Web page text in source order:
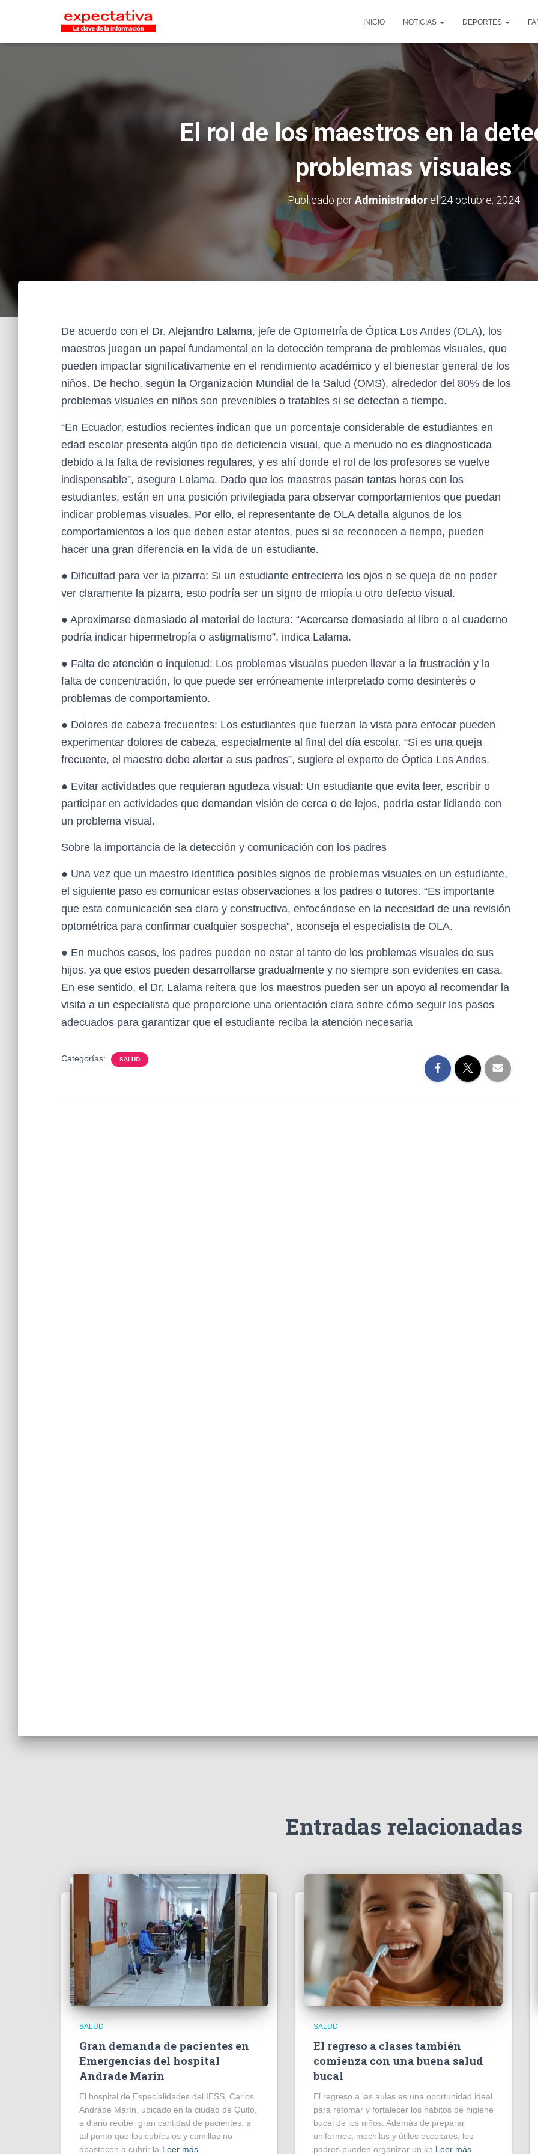
INICIO NOTICIAS DEPORTES
El rol de los maestros en la
problemas visuales
Publicado porAdministradorel24 octubre, 2024
De acuerdo con el Dr. Alejandro Lalama, jefe de Optometría de Óptica Los Andes (OLA), los
maestros juegan un papel fundamental en la detección temprana de problemas visuales, que
pueden impactar significativamente en el rendimiento académico y el bienestar general de los
niños. De hecho, según la Organización Mundial de la Salud (OMS), alrededor del 80% de los
problemas visuales en niños son prevenibles o tratables si se detectan a tiempo.
“En Ecuador, estudios recientes indican que un porcentaje considerable de estudiantes en
edad escolar presenta algún tipo de deficiencia visual, que a menudo no es diagnosticada
debido a la falta de revisiones regulares, y es ahí donde el rol de los profesores se vuelve
indispensable”, asegura Lalama. Dado que los maestros pasan tantas horas con los
estudiantes, están en una posición privilegiada para observar comportamientos que puedan
indicar problemas visuales. Por ello, el representante de OLA detalla algunos de los
comportamientos a los que deben estar atentos, pues si se reconocen a tiempo, pueden
hacer una gran diferencia en la vida de un estudiante.
● Dificultad para ver la pizarra: Si un estudiante entrecierra los ojos o se queja de no poder
ver claramente la pizarra, esto podría ser un signo de miopía u otro defecto visual.
● Aproximarse demasiado al material de lectura: “Acercarse demasiado al libro o al cuaderno
podría indicar hipermetropía o astigmatismo”, indica Lalama.
● Falta de atención o inquietud: Los problemas visuales pueden llevar a la frustración y la
falta de concentración, lo que puede ser erróneamente interpretado como desinterés o
problemas de comportamiento.
● Dolores de cabeza frecuentes: Los estudiantes que fuerzan la vista para enfocar pueden
experimentar dolores de cabeza, especialmente al final del día escolar. “Si es una queja
frecuente, el maestro debe alertar a sus padres”, sugiere el experto de Óptica Los Andes.
● Evitar actividades que requieran agudeza visual: Un estudiante que evita leer, escribir o
participar en actividades que demandan visión de cerca o de lejos, podría estar lidiando con
un problema visual.
Sobre la importancia de la detección y comunicación con los padres
● Una vez que un maestro identifica posibles signos de problemas visuales en un estudiante,
el siguiente paso es comunicar estas observaciones a los padres o tutores. “Es importante
que esta comunicación sea clara y constructiva, enfocándose en la necesidad de una revisión
optométrica para confirmar cualquier sospecha”, aconseja el especialista de OLA.
● En muchos casos, los padres pueden no estar al tanto de los problemas visuales de sus
hijos, ya que estos pueden desarrollarse gradualmente y no siempre son evidentes en casa.
En ese sentido, el Dr. Lalama reitera que los maestros pueden ser un apoyo al recomendar la
visita a un especialista que proporcione una orientación clara sobre cómo seguir los pasos
adecuados para garantizar que el estudiante reciba la atención necesaria
Categorías: SALUD
Entradas relacionadas
SALUD
Gran demanda de pacientes en
Emergencias del hospital
Andrade Marín
El hospital de Especialidades del IESS, Carlos
Andrade Marín, ubicado en la ciudad de Quito,
a diario recibe gran cantidad de pacientes, a
tal punto que los cubículos y camillas no
abastecen a cubrir la Leer más
SALUD
El regreso a clases también
comienza con una buena salud
bucal
El regreso a las aulas es una oportunidad ideal
para retomar y fortalecer los hábitos de higiene
bucal de los niños. Además de preparar
uniformes, mochilas y útiles escolares, los
padres pueden organizar un kit Leer más